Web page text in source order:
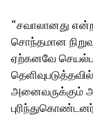
“சவாலானது
சொந்தமான
ஏற்கனவே
அனைவருக்கும்